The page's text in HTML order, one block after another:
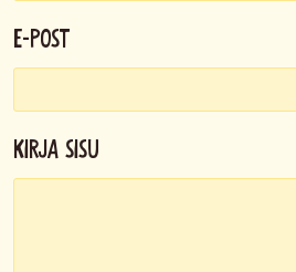
E-post
Kirja sisu